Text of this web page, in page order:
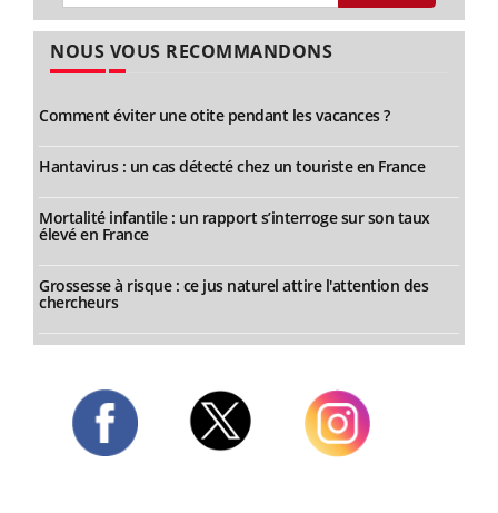
NOUS VOUS RECOMMANDONS
Comment éviter une otite pendant les vacances ?
Hantavirus : un cas détecté chez un touriste en France
Mortalité infantile : un rapport s’interroge sur son taux
élevé en France
Grossesse à risque : ce jus naturel attire l'attention des
chercheurs